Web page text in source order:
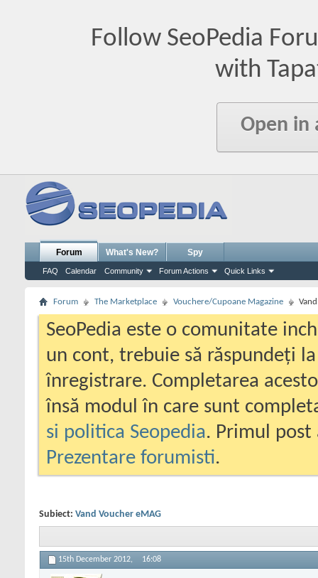
Follow SeoPedia
with
Open in
Forum
FAQ Calendar Community Forum Actions Quick Links
What's New? Spy
Forum The Marketplace Vouchere/Cupoane Magazine
SeoPedia este o comunitate
un cont, trebuie să răspundeți
înregistrare. Completarea
însă modul în care sunt
si politica Seopedia. Primul
Prezentare forumisti.
Subiect: Vand Voucher eMAG
15th December 2012, 16:08